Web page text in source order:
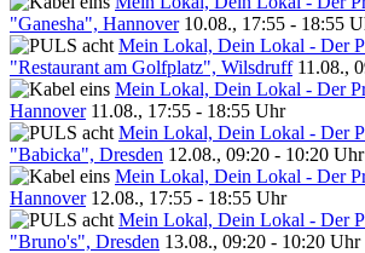
"Ganesha", Hannover 10.08., 17:55 - 18:55
Mein Lokal, Dein Lokal - Der
"Restaurant am Golfplatz", Wilsdruff 11.08.,
Mein Lokal, Dein Lokal - Der
Hannover 11.08., 17:55 - 18:55 Uhr
Mein Lokal, Dein Lokal - Der
"Babicka", Dresden 12.08., 09:20 - 10:20 Uhr
Mein Lokal, Dein Lokal - Der
Hannover 12.08., 17:55 - 18:55 Uhr
Mein Lokal, Dein Lokal - Der
"Bruno's", Dresden 13.08., 09:20 - 10:20 Uhr